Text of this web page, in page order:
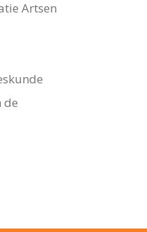
Artsen
de